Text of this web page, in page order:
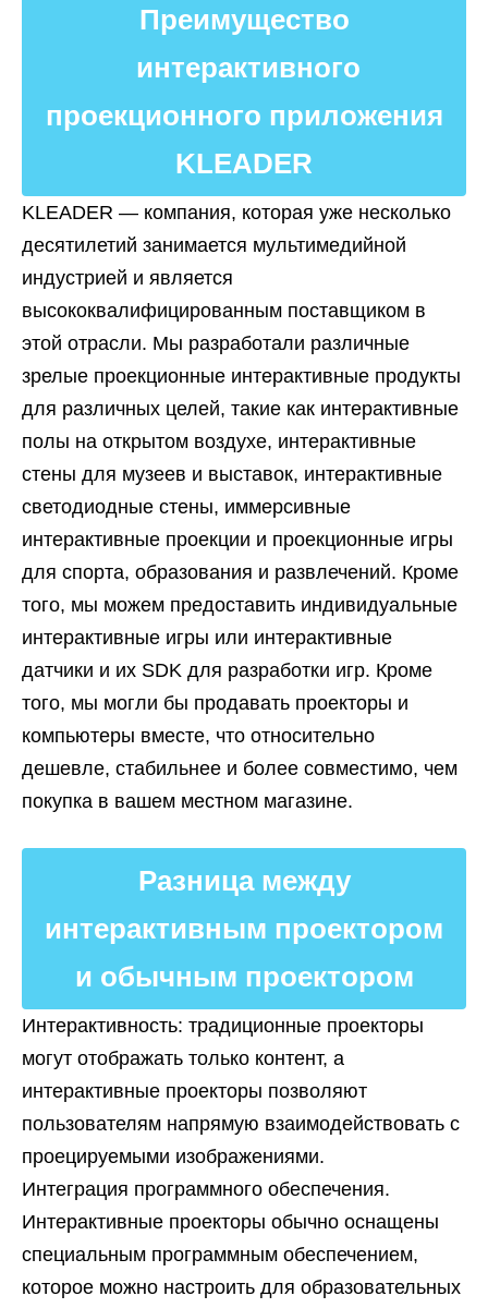
Преимущество
интерактивного
проекционного приложения
KLEADER
KLEADER — компания, которая уже несколько
десятилетий занимается мультимедийной
индустрией и является
высококвалифицированным поставщиком в
этой отрасли. Мы разработали различные
зрелые проекционные интерактивные продукты
для различных целей, такие как интерактивные
полы на открытом воздухе, интерактивные
стены для музеев и выставок, интерактивные
светодиодные стены, иммерсивные
интерактивные проекции и проекционные игры
для спорта, образования и развлечений. Кроме
того, мы можем предоставить индивидуальные
интерактивные игры или интерактивные
датчики и их SDK для разработки игр. Кроме
того, мы могли бы продавать проекторы и
компьютеры вместе, что относительно
дешевле, стабильнее и более совместимо, чем
покупка в вашем местном магазине.
Разница между
интерактивным проектором
и обычным проектором
Интерактивность: традиционные проекторы
могут отображать только контент, а
интерактивные проекторы позволяют
пользователям напрямую взаимодействовать с
проецируемыми изображениями.
Интеграция программного обеспечения.
Интерактивные проекторы обычно оснащены
специальным программным обеспечением,
которое можно настроить для образовательных